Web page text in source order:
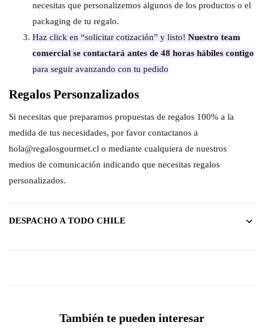
necesitas que personalizemos algunos de los productos o el
packaging de tu regalo.
Haz click en “solicitar cotización” y listo! Nuestro team
comercial se contactará antes de 48 horas hábiles contigo
para seguir avanzando con tu pedido
Regalos Personzalizados
Si necesitas que preparamos propuestas de regalos 100% a la
medida de tus necesidades, por favor contactanos a
hola@regalosgourmet.cl o mediante cualquiera de nuestros
medios de comunicación indicando que necesitas regalos
personalizados.
DESPACHO A TODO CHILE
También te pueden interesar